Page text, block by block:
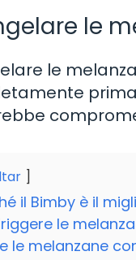
le
le
il Bimby è il
le
le melanzane